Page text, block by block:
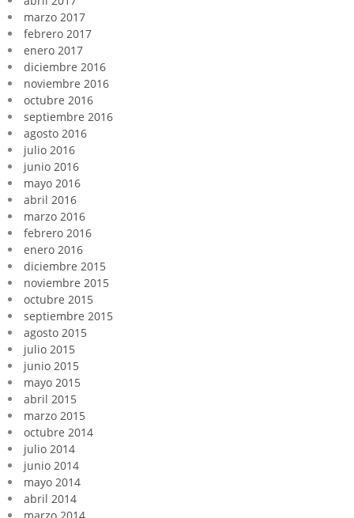
marzo 2017
febrero 2017
enero 2017
diciembre 2016
noviembre 2016
octubre 2016
septiembre 2016
agosto 2016
julio 2016
junio 2016
mayo 2016
abril 2016
marzo 2016
febrero 2016
enero 2016
diciembre 2015
noviembre 2015
octubre 2015
septiembre 2015
agosto 2015
julio 2015
junio 2015
mayo 2015
abril 2015
marzo 2015
octubre 2014
julio 2014
junio 2014
mayo 2014
abril 2014
marzo 2014